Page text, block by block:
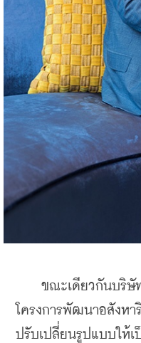
ขณะเดียวกันบริษัทยั
โครงการพัฒนาอสังห
ปรับเปลี่ยนรูปแบบให้เ